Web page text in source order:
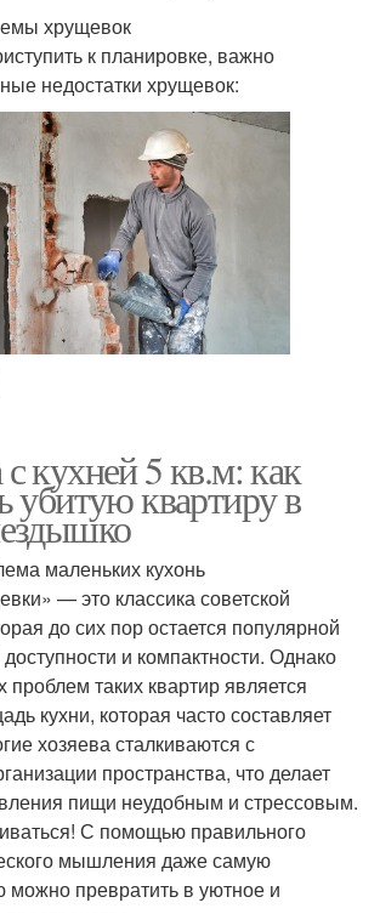
хрущевок
к планировке, важно
недостатки хрущевок:
кухней 5 кв.м: как
убитую квартиру в
маленьких кухонь
— это классика советской
до сих пор остается популярной
и компактности. Однако
проблем таких квартир является
кухни, которая часто составляет
хозяева сталкиваются с
пространства, что делает
пищи неудобным и стрессовым.
С помощью правильного
мышления даже самую
можно превратить в уютное и